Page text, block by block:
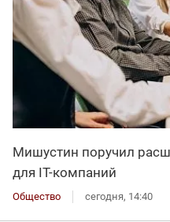
Мишустин поручил
для IT-компаний
Общество сегодня, 14:40